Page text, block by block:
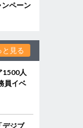
ペーン
と見る
1500人
員イベ
ジブ